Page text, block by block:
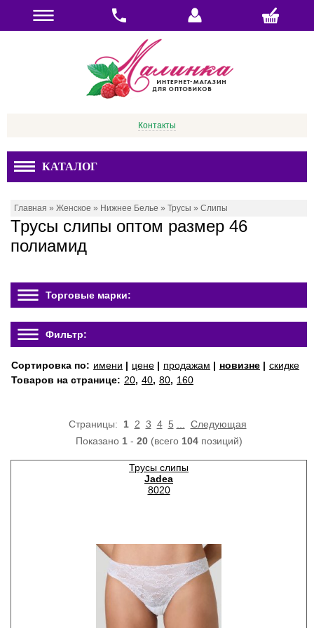
Контакты
КАТАЛОГ
Главная » Женское » Нижнее Белье » Трусы » Слипы
Трусы слипы оптом размер 46
полиамид
Торговые марки:
Фильтр:
Сортировка по: имени | цене | продажам | новизне | скидке
Товаров на странице: 20, 40, 80, 160
Страницы: 1 2 3 4 5
Следующая
Показано 1- 20(всего 104позиций)
Трусы слипы
Jadea
8020